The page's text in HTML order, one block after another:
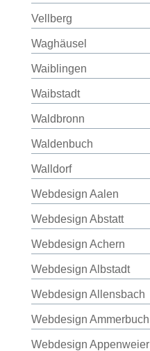
Vellberg
Waghäusel
Waiblingen
Waibstadt
Waldbronn
Waldenbuch
Walldorf
Webdesign Aalen
Webdesign Abstatt
Webdesign Achern
Webdesign Albstadt
Webdesign Allensbach
Webdesign Ammerbuch
Webdesign Appenweier